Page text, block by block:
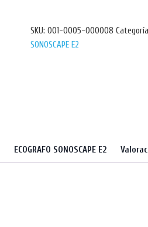
SKU: 001-0005-000008
SONOSCAPE E2
ECOGRAFO SONOSCAPE E2